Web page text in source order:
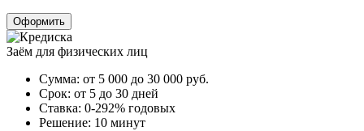
Оформить
Заём для физических лиц
Сумма: от 5 000 до 30 000 руб.
Срок: от 5 до 30 дней
Ставка: 0-292% годовых
Решение: 10 минут